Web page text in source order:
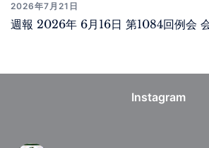
2026年7月21日
週報 2026年 6月16日 第1084回例会
Instagram